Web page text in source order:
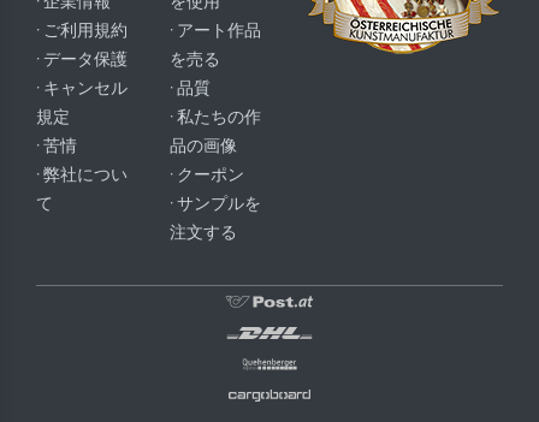
· ご利用規約
· データ保護
· キャンセル
規定
· 苦情
· 弊社につい
て
· アート作品
を売る
· 品質
· 私たちの作
品の画像
· クーポン
· サンプルを
注文する